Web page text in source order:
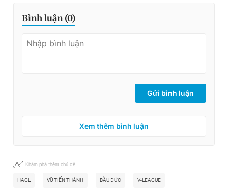
Bình luận (0)
Gửi bình luận
Xem thêm bình luận
Khám phá thêm chủ đề
HAGL VŨ TIẾN THÀNH BẦU ĐỨC V-LEAGUE